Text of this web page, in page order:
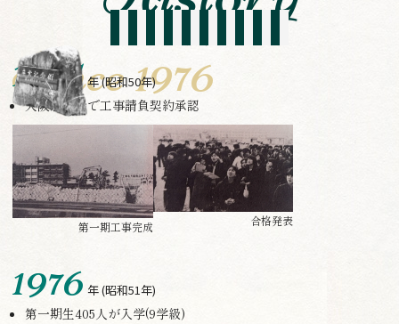
1975年(昭和50年)
大阪府議会で工事請負契約承認
第一期工事完成 合格発表
1976 年(昭和51年)
第一期生405人が入学(9学級)
Since 1976